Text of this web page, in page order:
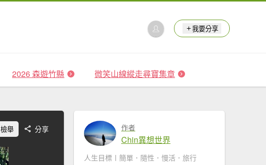
我要分享
2026 森遊竹縣 微笑山線縱走尋寶集章
檢舉 分享 作者
Chin異想世界
人生目標〡簡單．隨性．慢活．旅行